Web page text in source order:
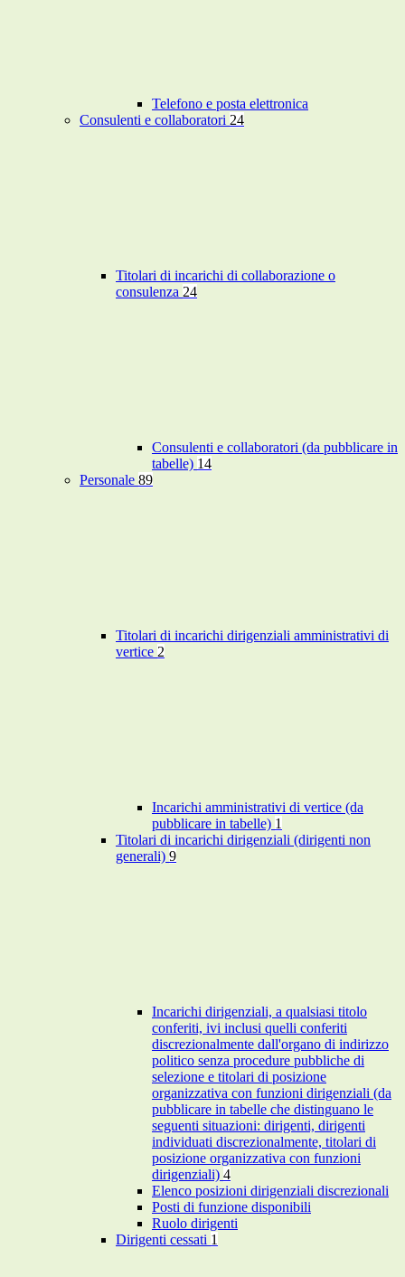
Telefono e posta elettronica
Consulenti e collaboratori 24
Titolari di incarichi di collaborazione o
consulenza 24
Consulenti e collaboratori (da pubblicare in
tabelle) 14
Personale 89
Titolari di incarichi dirigenziali amministrativi di
vertice 2
Incarichi amministrativi di vertice (da
pubblicare in tabelle) 1
Titolari di incarichi dirigenziali (dirigenti non
generali) 9
Incarichi dirigenziali, a qualsiasi titolo
conferiti, ivi inclusi quelli conferiti
discrezionalmente dall'organo di indirizzo
politico senza procedure pubbliche di
selezione e titolari di posizione
organizzativa con funzioni dirigenziali (da
pubblicare in tabelle che distinguano le
seguenti situazioni: dirigenti, dirigenti
individuati discrezionalmente, titolari di
posizione organizzativa con funzioni
dirigenziali) 4
Elenco posizioni dirigenziali discrezionali
Posti di funzione disponibili
Ruolo dirigenti
Dirigenti cessati 1